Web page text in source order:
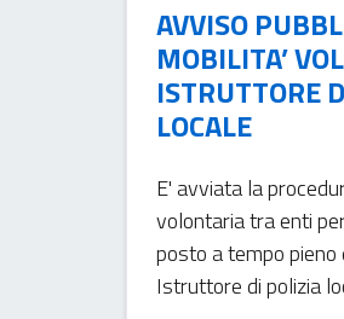
AVVISO
MOBILITA’
ISTRUTTORE
LOCALE
E' avviata la
volontaria tra enti
posto a tempo
Istruttore di polizia